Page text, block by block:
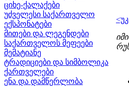
ციხე-ქალაქები
უძველესი საქართველო
ექსპონატები
მითები და ლეგენდები
საქართველოს მეფეები
მემატიანე
ტრადიციები და სიმბოლიკა
ქართველები
ენა და დამწერლობა